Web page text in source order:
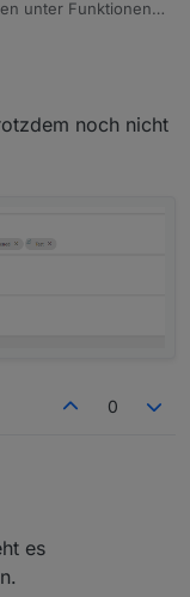
unter Funktionen
weiter vorn dort
noch nicht
0
noch nicht
es